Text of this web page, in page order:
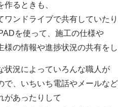
るときも、
ワンドライブで共有していたり
を使って、施工の仕様や
様の情報や進捗状況の共有をし
状況によっていろんな職人が
で、いちいち電話やメールな
があったりして